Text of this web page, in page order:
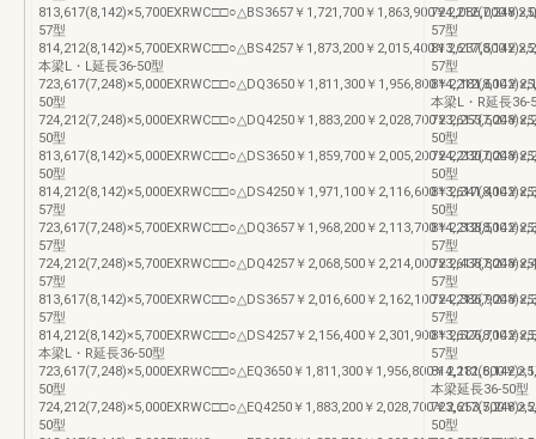
813,617(8,142)×5,700EXRWC□□○△BS3657￥1,721,700￥1,863,900￥2,086,000￥
57型
814,212(8,142)×5,700EXRWC□□○△BS4257￥1,873,200￥2,015,400￥2,237,500￥
本梁L・L延長36-50型
723,617(7,248)×5,000EXRWC□□○△DQ3650￥1,811,300￥1,956,800￥2,181,600￥
50型
724,212(7,248)×5,000EXRWC□□○△DQ4250￥1,883,200￥2,028,700￥2,253,500￥
50型
813,617(8,142)×5,000EXRWC□□○△DS3650￥1,859,700￥2,005,200￥2,230,000￥
50型
814,212(8,142)×5,000EXRWC□□○△DS4250￥1,971,100￥2,116,600￥2,341,400￥
57型
723,617(7,248)×5,700EXRWC□□○△DQ3657￥1,968,200￥2,113,700￥2,338,500￥
57型
724,212(7,248)×5,700EXRWC□□○△DQ4257￥2,068,500￥2,214,000￥2,438,800￥
57型
813,617(8,142)×5,700EXRWC□□○△DS3657￥2,016,600￥2,162,100￥2,386,900￥
57型
814,212(8,142)×5,700EXRWC□□○△DS4257￥2,156,400￥2,301,900￥2,526,700￥
本梁L・R延長36-50型
723,617(7,248)×5,000EXRWC□□○△EQ3650￥1,811,300￥1,956,800￥2,181,600￥
50型
724,212(7,248)×5,000EXRWC□□○△EQ4250￥1,883,200￥2,028,700￥2,253,500￥
50型
57型
57型
本梁L・R延長36-
50型
50型
50型
57型
57型
57型
57型
本梁延長36-50型
50型